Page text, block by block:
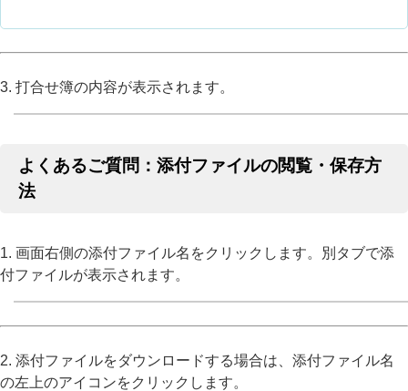
3. 打合せ簿の内容が表示されます。
よくあるご質問：添付ファイルの閲覧・保存方
法
1. 画面右側の添付ファイル名をクリックします。別タブで添
付ファイルが表示されます。
2. 添付ファイルをダウンロードする場合は、添付ファイル名
の左上のアイコンをクリックします。